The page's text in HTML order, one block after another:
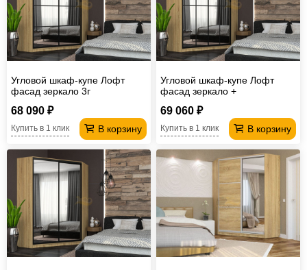
Угловой шкаф-купе Лофт
фасад зеркало 3г
68 090 ₽
В корзину
Купить в 1 клик
Угловой шкаф-купе Лофт
фасад зеркало +
69 060 ₽
В корзину
Купить в 1 клик